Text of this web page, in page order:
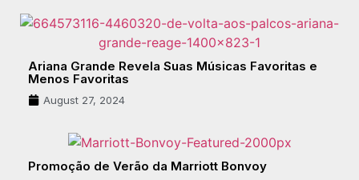
Ariana Grande Revela Suas Músicas Favoritas e
Menos Favoritas
August 27, 2024
Promoção de Verão da Marriott Bonvoy